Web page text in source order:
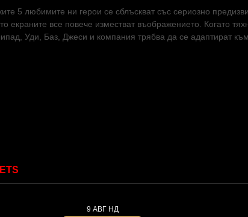
5 любимите ни герои се сблъскват със сериозно
екраните все повече изместват въображението. Когато
Уди, Баз, Джеси и компания трябва да се адаптират
9 АВГ НД